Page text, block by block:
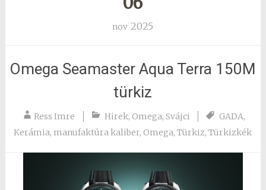
nov 2025
Omega Seamaster Aqua Terra 150M
türkiz
Ress Imre Hirek, Omega, Svájci GADA,
Kerámia, manufaktúra kaliber, Omega,Türkiz,Türkizkék